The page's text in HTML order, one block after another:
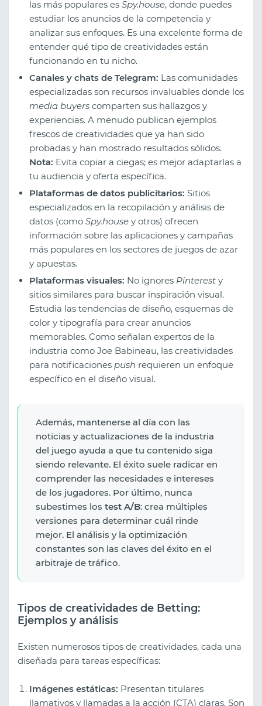
las más populares es Spy.house, donde puedes
estudiar los anuncios de la competencia y
analizar sus enfoques. Es una excelente forma de
entender qué tipo de creatividades están
funcionando en tu nicho.
Canales y chats de Telegram: Las comunidades
especializadas son recursos invaluables donde los
media buyers comparten sus hallazgos y
experiencias. A menudo publican ejemplos
frescos de creatividades que ya han sido
probadas y han mostrado resultados sólidos.
Nota: Evita copiar a ciegas; es mejor adaptarlas a
tu audiencia y oferta específica.
Plataformas de datos publicitarios: Sitios
especializados en la recopilación y análisis de
datos (como Spy.house y otros) ofrecen
información sobre las aplicaciones y campañas
más populares en los sectores de juegos de azar
y apuestas.
Plataformas visuales: No ignores Pinterest y
sitios similares para buscar inspiración visual.
Estudia las tendencias de diseño, esquemas de
color y tipografía para crear anuncios
memorables. Como señalan expertos de la
industria como Joe Babineau, las creatividades
para notificaciones push requieren un enfoque
específico en el diseño visual.
Además, mantenerse al día con las
noticias y actualizaciones de la industria
del juego ayuda a que tu contenido siga
siendo relevante. El éxito suele radicar en
comprender las necesidades e intereses
de los jugadores. Por último, nunca
subestimes los test A/B: crea múltiples
versiones para determinar cuál rinde
mejor. El análisis y la optimización
constantes son las claves del éxito en el
arbitraje de tráfico.
Tipos de creatividades de Betting:
Ejemplos y análisis
Existen numerosos tipos de creatividades, cada una
diseñada para tareas específicas:
Imágenes estáticas: Presentan titulares
llamativos y llamadas a la acción (CTA) claras. Son